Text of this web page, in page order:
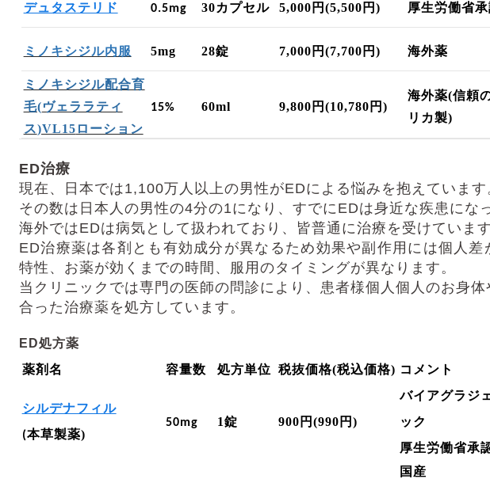
デュタステリド 0.5mg 30カプセル 5,000 円 (5,500 円 ) 厚生労働省
ミノキシジル内服 5mg 28錠 7,000 円 (7,700 円 ) 海外薬
ミノキシジル配合育
毛(ヴェララティ
ス)VL15 ローション
15% 60ml 9,800 円 (10,780 円 )
海外薬(信頼
リカ製)
ED治療
現在、日本では1,100万人以上の男性がEDによる悩みを抱えています
その数は日本人の男性の4分の1になり、すでにEDは身近な疾患にな
海外ではEDは病気として扱われており、皆普通に治療を受けています
ED治療薬は各剤とも有効成分が異なるため効果や副作用には個人差
特性、お薬が効くまでの時間、服用のタイミングが異なります。
当クリニックでは専門の医師の問診により、患者様個人個人のお身
合った治療薬を処方しています。
ED処方薬
薬剤名
容量数 処方単位 税抜価格(税込価格) コメント
シルデナフィル
(本草製薬)
50mg 1錠 900 円 (990 円 )
バイアグラジ
ック
厚生労働省承
国産